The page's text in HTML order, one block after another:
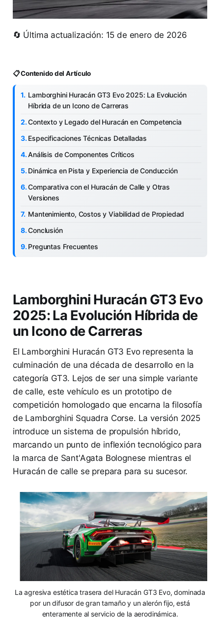
🔄 Última actualización: 15 de enero de 2026
📋 Contenido del Artículo
Lamborghini Huracán GT3 Evo 2025: La Evolución
Híbrida de un Icono de Carreras
Contexto y Legado del Huracán en Competencia
Especificaciones Técnicas Detalladas
Análisis de Componentes Críticos
Dinámica en Pista y Experiencia de Conducción
Comparativa con el Huracán de Calle y Otras
Versiones
Mantenimiento, Costos y Viabilidad de Propiedad
Conclusión
Preguntas Frecuentes
Lamborghini Huracán GT3 Evo
2025: La Evolución Híbrida de
un Icono de Carreras
El Lamborghini Huracán GT3 Evo representa la
culminación de una década de desarrollo en la
categoría GT3. Lejos de ser una simple variante
de calle, este vehículo es un prototipo de
competición homologado que encarna la filosofía
de Lamborghini Squadra Corse. La versión 2025
introduce un sistema de propulsión híbrido,
marcando un punto de inflexión tecnológico para
la marca de Sant'Agata Bolognese mientras el
Huracán de calle se prepara para su sucesor.
La agresiva estética trasera del Huracán GT3 Evo, dominada
por un difusor de gran tamaño y un alerón fijo, está
enteramente al servicio de la aerodinámica.